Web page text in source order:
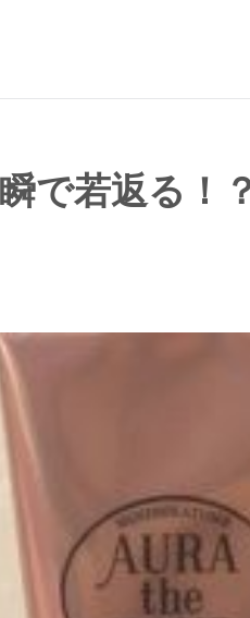
で若返る！